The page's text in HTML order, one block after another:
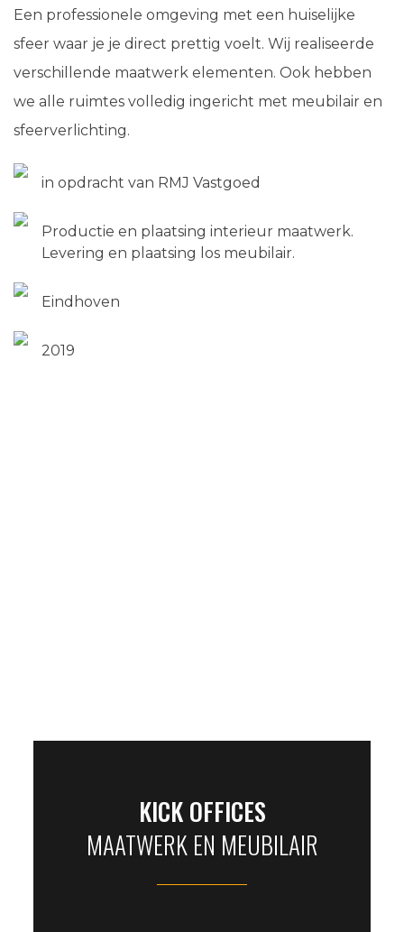
Een professionele omgeving met een huiselijke
sfeer waar je je direct prettig voelt. Wij realiseerde
verschillende maatwerk elementen. Ook hebben
we alle ruimtes volledig ingericht met meubilair en
sfeerverlichting.
in opdracht van RMJ Vastgoed
Productie en plaatsing interieur maatwerk.
Levering en plaatsing los meubilair.
Eindhoven
2019
KICK OFFICES
MAATWERK EN MEUBILAIR